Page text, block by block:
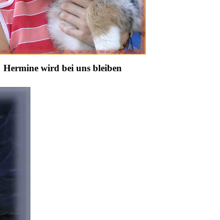
wird bei uns bleiben